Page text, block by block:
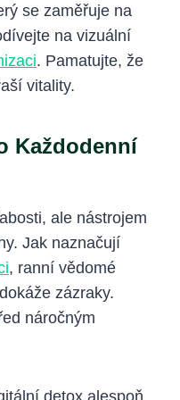
se zaměřuje na
na vizuální
. Pamatujte, že
vitality.
Každodenní
ale nástrojem
Jak naznačují
, ranní vědomé
zázraky.
náročným
detox alespoň